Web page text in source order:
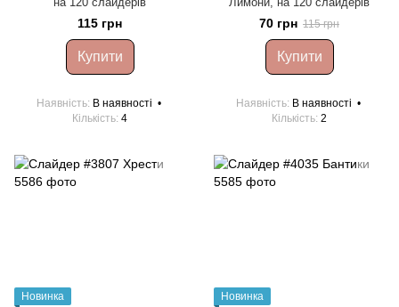
115 грн
Купити
Наявність В наявності
Кількість 4
70 грн 115 грн
Купити
Наявність В наявності
Кількість 2
Новинка Новинка